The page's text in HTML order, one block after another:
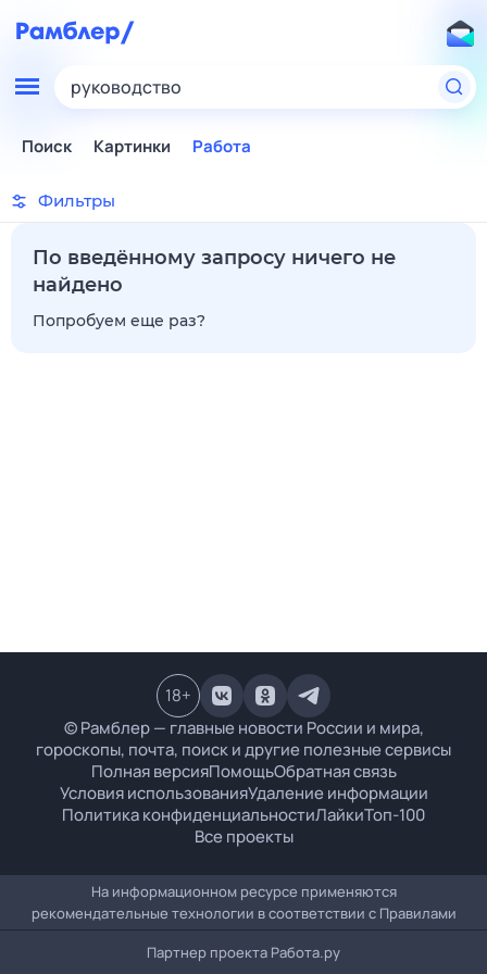
руководство
Поиск Картинки Работа
Фильтры
По введённому запросу ничего не
найдено
Попробуем еще раз?
© Рамблер — главные новости России и мира,
гороскопы, почта, поиск и другие полезные сервисы
Полная версияПомощьОбратная связь
Условия использованияУдаление информации
Политика конфиденциальностиЛайкиТоп-100
Все проекты
18+
На информационном ресурсе применяются
рекомендательные технологии в соответствии с Правилами
Партнер проекта Работа.ру